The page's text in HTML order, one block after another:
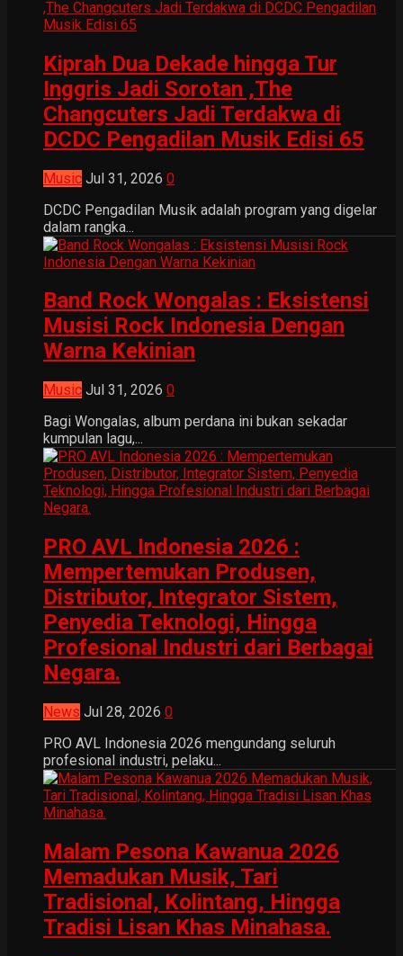
Kiprah Dua Dekade hingga Tur
Inggris Jadi Sorotan ,The
Changcuters Jadi Terdakwa di
DCDC Pengadilan Musik Edisi 65
Music Jul 31, 2026 0
DCDC Pengadilan Musik adalah program yang digelar
dalam rangka...
Band Rock Wongalas : Eksistensi
Musisi Rock Indonesia Dengan
Warna Kekinian
Music Jul 31, 2026 0
Bagi Wongalas, album perdana ini bukan sekadar
kumpulan lagu,...
PRO AVL Indonesia 2026 :
Mempertemukan Produsen,
Distributor, Integrator Sistem,
Penyedia Teknologi, Hingga
Profesional Industri dari Berbagai
Negara.
News Jul 28, 2026 0
PRO AVL Indonesia 2026 mengundang seluruh
profesional industri, pelaku...
Malam Pesona Kawanua 2026
Memadukan Musik, Tari
Tradisional, Kolintang, Hingga
Tradisi Lisan Khas Minahasa.